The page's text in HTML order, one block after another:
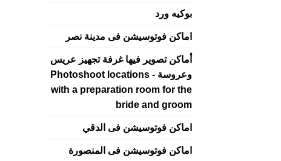
بوكيه ورد
اماكن فوتوسيشن فى مدينة نصر
أماكن تصوير فيها غرفة تجهيز عريس
وعروسة - Photoshoot locations
with a preparation room for the
bride and groom
اماكن فوتوسيشن فى الدقي
اماكن فوتوسيشن فى المنصورة